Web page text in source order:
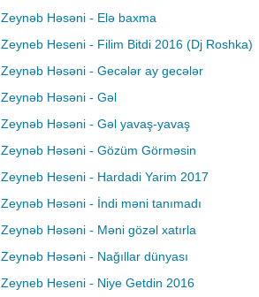
Zeynəb Həsəni - Elə baxma
Zeyneb Heseni - Filim Bitdi 2016 (Dj Roshka)
Zeynəb Həsəni - Gecələr ay gecələr
Zeynəb Həsəni - Gəl
Zeynəb Həsəni - Gəl yavaş-yavaş
Zeynəb Həsəni - Gözüm Görməsin
Zeyneb Heseni - Hardadi Yarim 2017
Zeynəb Həsəni - İndi məni tanımadı
Zeynəb Həsəni - Məni gözəl xatırla
Zeynəb Həsəni - Nağıllar dünyası
Zeyneb Heseni - Niye Getdin 2016